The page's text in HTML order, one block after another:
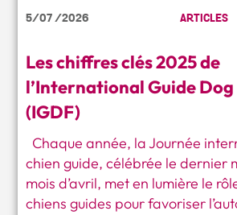
Les chiffres clés 2025 de
l’International Guide
(IGDF)
Chaque année, la Journée
chien guide, célébrée le dernier
mois d’avril, met en lumière le
chiens guides pour favoriser
5/07 /2026 ARTICLES